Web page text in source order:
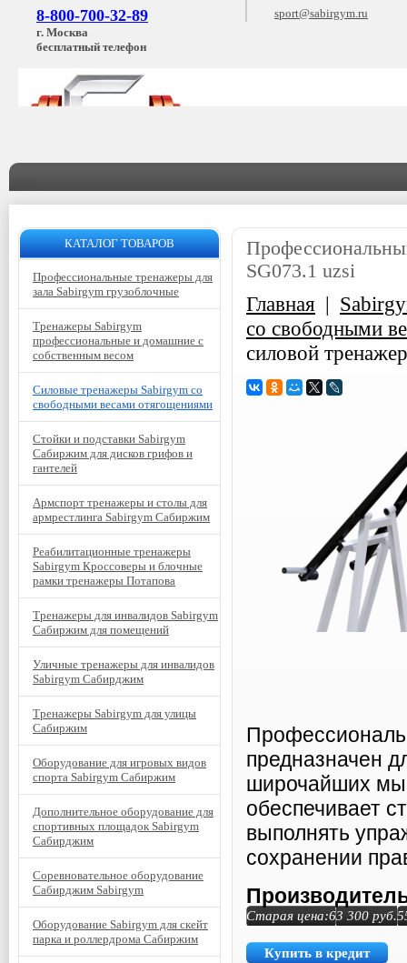
8-800-700-32-89
г. Москва
бесплатный телефон
sport@sabirgym.ru
SG073.1 uzsi
Главная |
со свободными
силовой
предназначен
широчайших
обеспечивает
выполнять
сохранении
Старая цена:63 300 руб.
Купить в кредит
КАТАЛОГ ТОВАРОВ
Профессиональные тренажеры для
зала Sabirgym грузоблочные
Тренажеры Sabirgym
профессиональные и домашние с
собственным весом
Силовые тренажеры Sabirgym со
свободными весами отягощениями
Стойки и подставки Sabirgym
Сабиржим для дисков грифов и
гантелей
Армспорт тренажеры и столы для
армрестлинга Sabirgym Сабиржим
Реабилитационные тренажеры
Sabirgym Кроссоверы и блочные
рамки тренажеры Потапова
Тренажеры для инвалидов Sabirgym
Сабиржим для помещений
Уличные тренажеры для инвалидов
Sabirgym Сабирджим
Тренажеры Sabirgym для улицы
Сабиржим
Оборудование для игровых видов
спорта Sabirgym Сабиржим
Дополнительное оборудование для
спортивных площадок Sabirgym
Сабирджим
Соревновательное оборудование
Сабирджим Sabirgym
Оборудование Sabirgym для скейт
парка и роллердрома Сабиржим